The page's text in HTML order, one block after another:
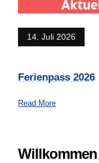
14. Juli 2026
Ferienpass 2026
Read More